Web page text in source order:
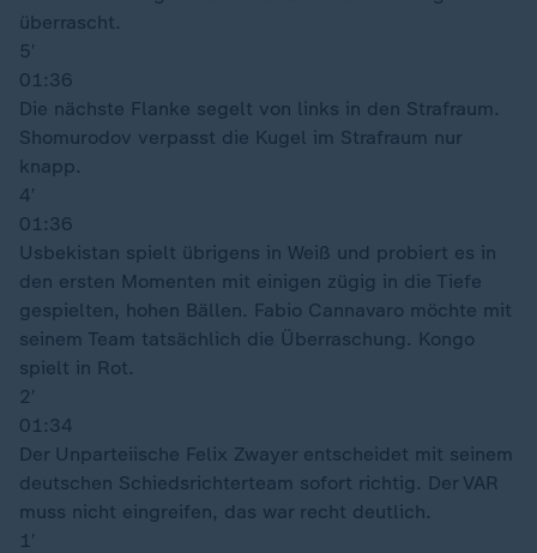
überrascht.
5′
01:36
Die nächste Flanke segelt von links in den Strafraum.
Shomurodov verpasst die Kugel im Strafraum nur
knapp.
4′
01:36
Usbekistan spielt übrigens in Weiß und probiert es in
den ersten Momenten mit einigen zügig in die Tiefe
gespielten, hohen Bällen. Fabio Cannavaro möchte mit
seinem Team tatsächlich die Überraschung. Kongo
spielt in Rot.
2′
01:34
Der Unparteiische Felix Zwayer entscheidet mit seinem
deutschen Schiedsrichterteam sofort richtig. Der VAR
muss nicht eingreifen, das war recht deutlich.
1′